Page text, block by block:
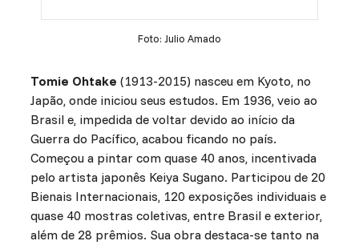
Foto: Julio Amado
Tomie Ohtake (1913-2015) nasceu em Kyoto, no
Japão, onde iniciou seus estudos. Em 1936, veio ao
Brasil e, impedida de voltar devido ao início da
Guerra do Pacífico, acabou ficando no país.
Começou a pintar com quase 40 anos, incentivada
pelo artista japonês Keiya Sugano. Participou de 20
Bienais Internacionais, 120 exposições individuais e
quase 40 mostras coletivas, entre Brasil e exterior,
além de 28 prêmios. Sua obra destaca-se tanto na